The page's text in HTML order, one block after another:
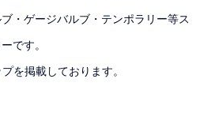
・ゲージバルブ・テンポラリー等ス
です。
を掲載しております。